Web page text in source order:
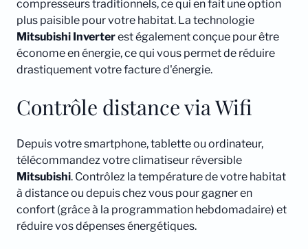
compresseurs traditionnels, ce qui en fait une option
plus paisible pour votre habitat. La technologie
Mitsubishi Inverterest également conçue pour être
économe en énergie, ce qui vous permet de réduire
drastiquement votre facture d'énergie.
Contrôle distance via Wifi
Depuis votre smartphone, tablette ou ordinateur,
télécommandez votre climatiseur réversible
Mitsubishi. Contrôlez la température de votre habitat
à distance ou depuis chez vous pour gagner en
confort (grâce à la programmation hebdomadaire) et
réduire vos dépenses énergétiques.